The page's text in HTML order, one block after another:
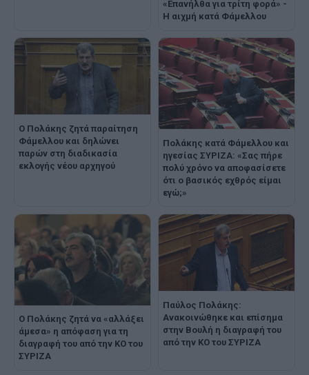
«Επανήλθα για τρίτη φορά» -
Η αιχμή κατά Φάμελλου
Ο Πολάκης ζητά παραίτηση
Φάμελλου και δηλώνει
παρών στη διαδικασία
εκλογής νέου αρχηγού
Πολάκης κατά Φάμελλου και
ηγεσίας ΣΥΡΙΖΑ: «Σας πήρε
πολύ χρόνο να αποφασίσετε
ότι ο βασικός εχθρός είμαι
εγώ;»
Ο Πολάκης ζητά να «αλλάξει
άμεσα» η απόφαση για τη
διαγραφή του από την ΚΟ του
ΣΥΡΙΖΑ
Παύλος Πολάκης:
Ανακοινώθηκε και επίσημα
στην Βουλή η διαγραφή του
από την ΚΟ του ΣΥΡΙΖΑ